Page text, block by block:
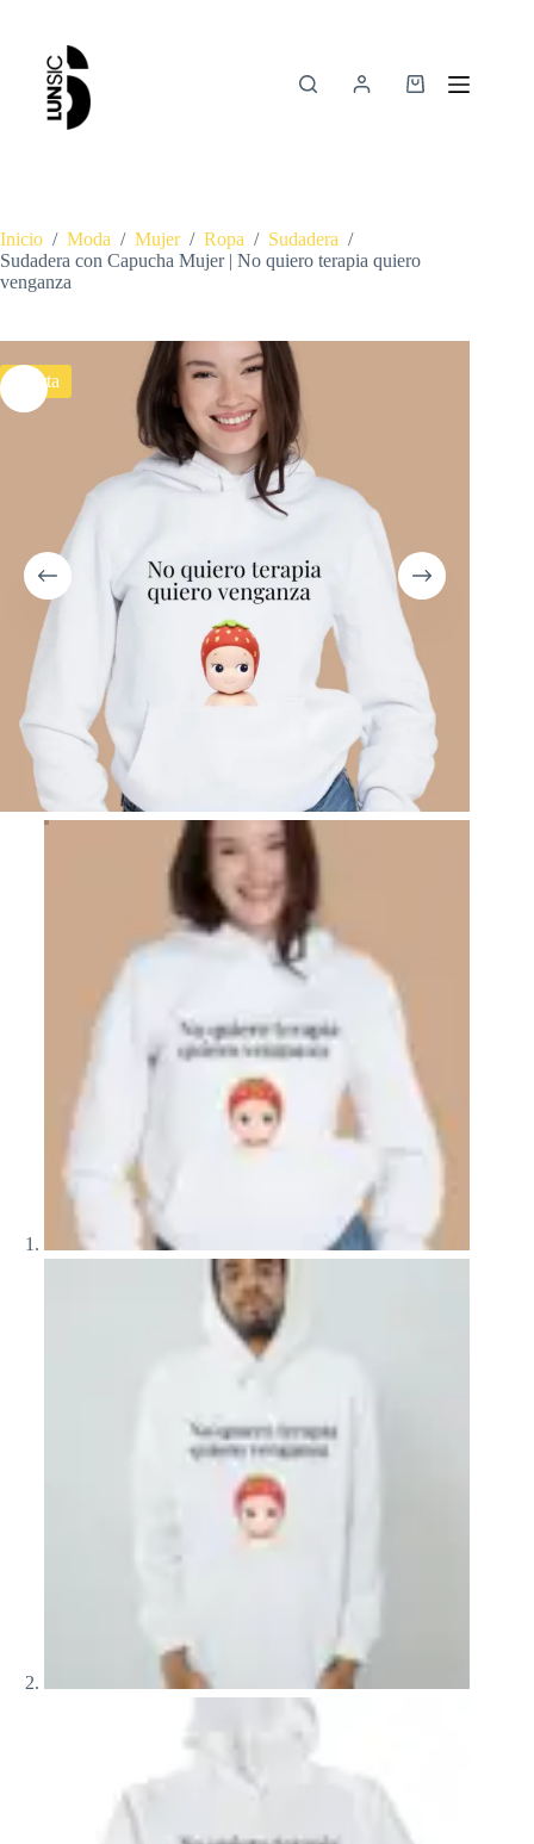
Inicio / Moda / Mujer / Ropa / Sudadera /
Sudadera con Capucha Mujer | No quiero terapia quiero
venganza
Oferta